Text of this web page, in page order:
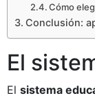
Cómo
Conclusión:
El
El sistema